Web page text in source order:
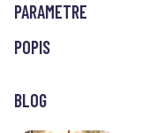
PARAMETRE
POPIS
BLOG